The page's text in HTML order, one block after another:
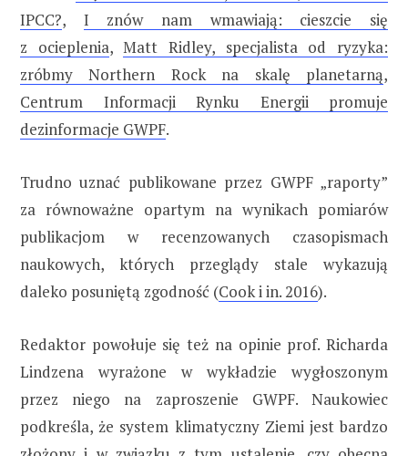
IPCC?, I znów nam wmawiają: cieszcie się
z ocieplenia, Matt Ridley, specjalista od ryzyka:
zróbmy Northern Rock na skalę planetarną,
Centrum Informacji Rynku Energii promuje
dezinformacje GWPF.
Trudno uznać publikowane przez GWPF „raporty”
za równoważne opartym na wynikach pomiarów
publikacjom w recenzowanych czasopismach
naukowych, których przeglądy stale wykazują
daleko posuniętą zgodność (Cook i in. 2016).
Redaktor powołuje się też na opinie prof. Richarda
Lindzena wyrażone w wykładzie wygłoszonym
przez niego na zaproszenie GWPF. Naukowiec
podkreśla, że system klimatyczny Ziemi jest bardzo